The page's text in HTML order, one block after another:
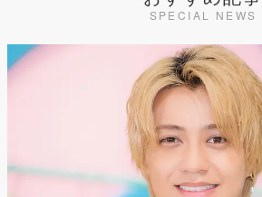
SPECIAL NEWS